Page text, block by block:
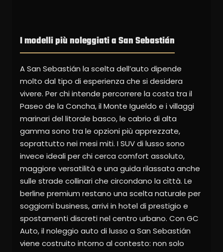
I modelli più noleggiati a San Sebastián
A San Sebastián la scelta dell’auto dipende
molto dal tipo di esperienza che si desidera
vivere. Per chi intende percorrere la costa tra il
Paseo de la Concha, il Monte Igueldo e i villaggi
marinari del litorale basco, le cabrio di alta
gamma sono tra le opzioni più apprezzate,
soprattutto nei mesi miti. I SUV di lusso sono
invece ideali per chi cerca comfort assoluto,
maggiore versatilità e una guida rilassata anche
sulle strade collinari che circondano la città. Le
berline premium restano una scelta naturale per
soggiorni business, arrivi in hotel di prestigio e
spostamenti discreti nel centro urbano. Con GC
Auto, il noleggio auto di lusso a San Sebastián
viene costruito intorno al contesto: non solo